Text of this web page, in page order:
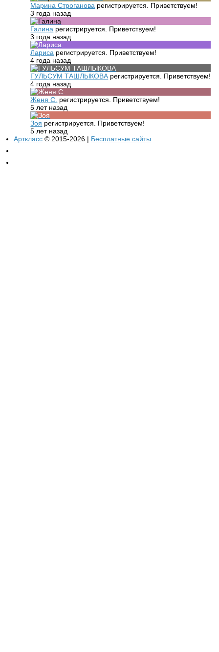
Марина Строганова регистрируется. Приветствуем!
3 года назад
Галина регистрируется. Приветствуем!
3 года назад
Лариса регистрируется. Приветствуем!
4 года назад
ГУЛЬСУМ ТАШЛЫКОВА регистрируется. Приветствуем!
4 года назад
Женя С. регистрируется. Приветствуем!
5 лет назад
Зоя регистрируется. Приветствуем!
5 лет назад
Арткласс © 2015-2026 | Бесплатные сайты